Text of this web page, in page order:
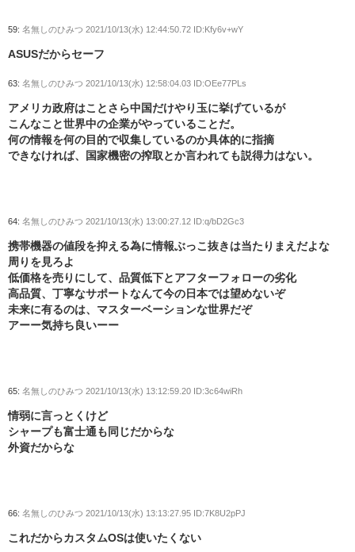
59: 名無しのひみつ 2021/10/13(水) 12:44:50.72 ID:Kfy6v+wY
ASUSだからセーフ
63: 名無しのひみつ 2021/10/13(水) 12:58:04.03 ID:OEe77PLs
アメリカ政府はことさら中国だけやり玉に挙げているが
こんなこと世界中の企業がやっていることだ。
何の情報を何の目的で収集しているのか具体的に指摘
できなければ、国家機密の搾取とか言われても説得力はない。
64: 名無しのひみつ 2021/10/13(水) 13:00:27.12 ID:q/bD2Gc3
携帯機器の値段を抑える為に情報ぶっこ抜きは当たりまえだよな
周りを見ろよ
低価格を売りにして、品質低下とアフターフォローの劣化
高品質、丁寧なサポートなんて今の日本では望めないぞ
未来に有るのは、マスターベーションな世界だぞ
アーー気持ち良いーー
65: 名無しのひみつ 2021/10/13(水) 13:12:59.20 ID:3c64wiRh
情弱に言っとくけど
シャープも富士通も同じだからな
外資だからな
66: 名無しのひみつ 2021/10/13(水) 13:13:27.95 ID:7K8U2pPJ
これだからカスタムOSは使いたくない